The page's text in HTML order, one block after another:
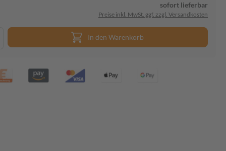
sofort lieferbar
Preise inkl. MwSt. ggf. zzgl. Versandkosten
In den Warenkorb